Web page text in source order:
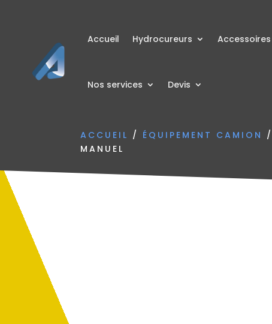
Accueil Hydrocureurs Accessoires
Nos services Devis
ACCUEIL / ÉQUIPEMENT CAMION /
MANUEL